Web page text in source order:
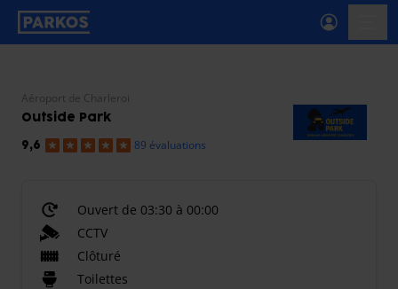
étiquette-de-navigation-principale
Aéroport de Charleroi
Outside Park
9,6 89 évaluations
Ouvert de 03:30 à 00:00
CCTV
Clôturé
Toilettes